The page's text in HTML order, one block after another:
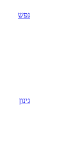
נפש
גינון